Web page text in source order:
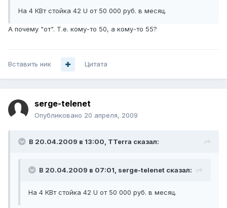
На 4 КВт стойка 42 U от 50 000 руб. в месяц.
А почему "от". Т.е. кому-то 50, а кому-то 55?
Вставить ник Цитата
serge-telenet
Опубликовано 20 апреля, 2009
В 20.04.2009 в 13:00, TTerra сказал:
В 20.04.2009 в 07:01, serge-telenet сказал:
На 4 КВт стойка 42 U от 50 000 руб. в месяц.